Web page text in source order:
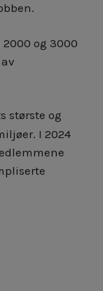
og 3000
største og
I 2024